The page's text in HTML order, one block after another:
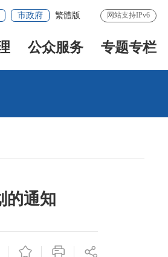
市政府 繁體版 网站支持IPv6
公众服务 专题专栏
的通知